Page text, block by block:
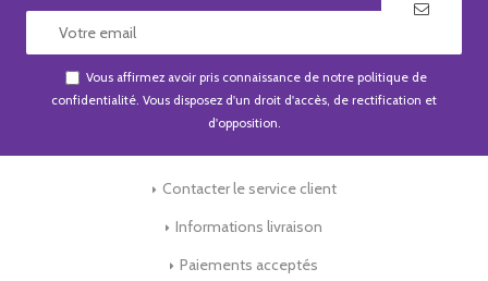
Vous affirmez avoir pris connaissance de notre politique de
confidentialité. Vous disposez d'un droit d'accès, de rectification et
d'opposition.
Contacter le service client
Informations livraison
Paiements acceptés